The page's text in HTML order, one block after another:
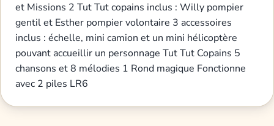
et Missions 2 Tut Tut copains inclus : Willy pompier
gentil et Esther pompier volontaire 3 accessoires
inclus : échelle, mini camion et un mini hélicoptère
pouvant accueillir un personnage Tut Tut Copains 5
chansons et 8 mélodies 1 Rond magique Fonctionne
avec 2 piles LR6